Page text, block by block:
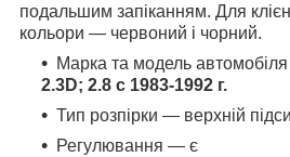
подальшим запіканням. Для
кольори — червоний і чорний.
Марка та модель
2.3D; 2.8 с 1983-1992 г.
Тип розпірки — верхній
Регулювання — є